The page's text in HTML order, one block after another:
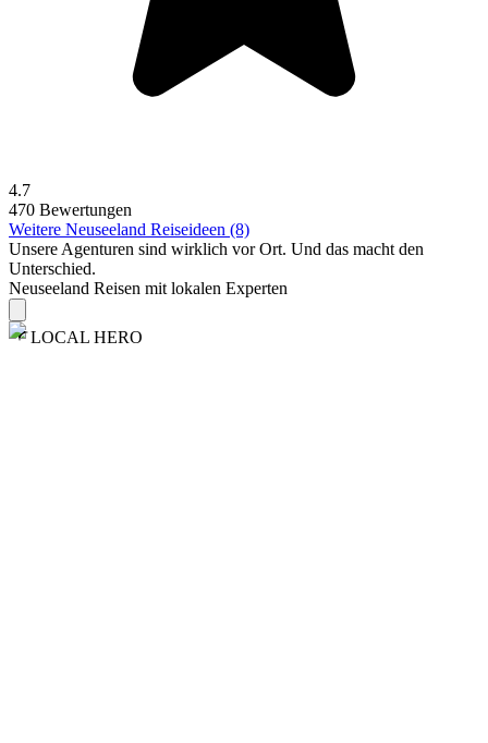
4.7
470 Bewertungen
Weitere Neuseeland Reiseideen (8)
Unsere Agenturen sind wirklich vor Ort. Und das macht den
Unterschied.
Neuseeland Reisen mit lokalen Experten
LOCAL HERO